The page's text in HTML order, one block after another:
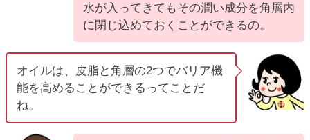
水が入ってきてもその潤い成分を角層内
に閉じ込めておくことができるの。
オイルは、皮脂と角層の2つでバリア機
能を高めることができるってことだ
ね。